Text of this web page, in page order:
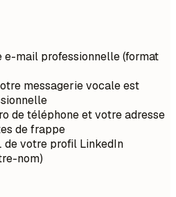
e-mail professionnelle (format
messagerie vocale est
de téléphone et votre adresse
de frappe
de votre profil LinkedIn
nom)